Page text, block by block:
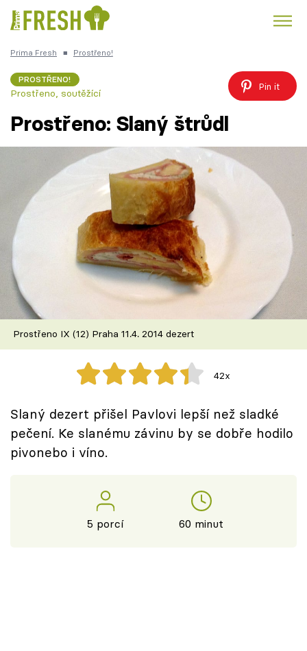
Česká kuchyně
Témata
Recepty
TV Program
Škola vaření
Recepty z TV
Speciál: Cuketa
Těhotnej kuchař
Sledujte prima+
Prima Fresh ■ Prostřeno!
PROSTŘENO!
Prostřeno, soutěžící
Pin it
Prostřeno: Slaný štrůdl
Prostřeno IX (12) Praha 11.4. 2014 dezert
42x
Slaný dezert přišel Pavlovi lepší než sladké
pečení. Ke slanému závinu by se dobře hodilo
pivonebo i víno.
5 porcí 60 minut